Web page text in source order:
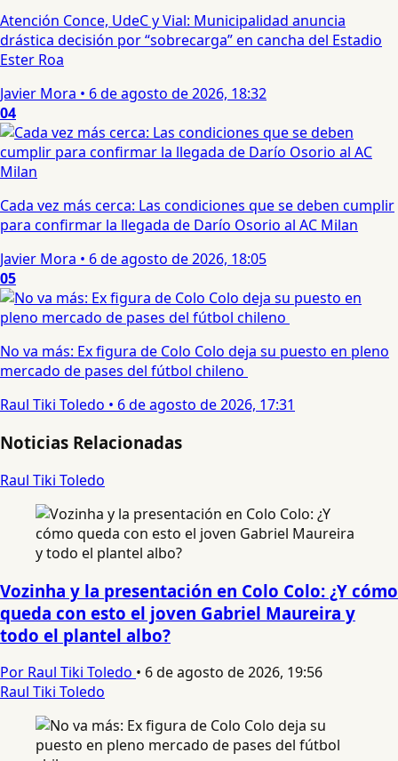
Atención Conce, UdeC y Vial: Municipalidad anuncia
drástica decisión por “sobrecarga” en cancha del Estadio
Ester Roa
Javier Mora • 6 de agosto de 2026, 18:32
04
Cada vez más cerca: Las condiciones que se deben cumplir
para confirmar la llegada de Darío Osorio al AC Milan
Javier Mora • 6 de agosto de 2026, 18:05
05
No va más: Ex figura de Colo Colo deja su puesto en pleno
mercado de pases del fútbol chileno
Raul Tiki Toledo • 6 de agosto de 2026, 17:31
Noticias Relacionadas
Raul Tiki Toledo
Vozinha y la presentación en Colo Colo: ¿Y cómo
queda con esto el joven Gabriel Maureira y
todo el plantel albo?
Por Raul Tiki Toledo • 6 de agosto de 2026, 19:56
Raul Tiki Toledo